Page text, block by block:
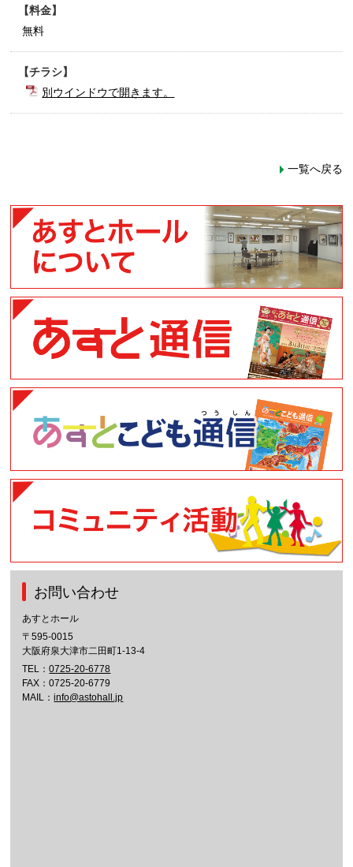
料金
無料
チラシ
別ウインドウで開きます。
一覧へ戻る
お問い合わせ
あすとホール
〒595-0015
大阪府泉大津市二田町1-13-4
TEL：0725-20-6778
FAX：0725-20-6779
MAIL：info@astohall.jp